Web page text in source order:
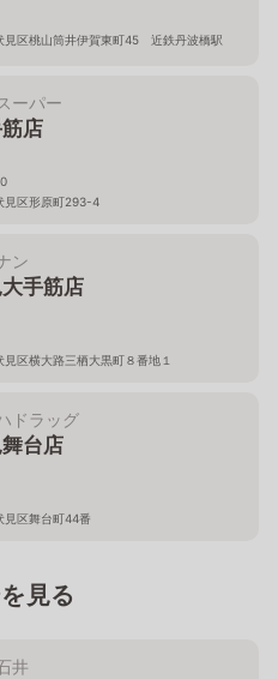
見区桃山筒井伊賀東町45 近鉄丹波橋駅
ーパー
店
見区形原町293-4
ン
手筋店
見区横大路三栖大黒町８番地１
ドラッグ
台店
見区舞台町44番
見る
井